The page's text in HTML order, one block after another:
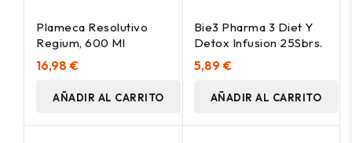
Plameca Resolutivo
Regium, 600 Ml
16,98 €
AÑADIR AL CARRITO
Bie3 Pharma 3 Diet Y
Detox Infusion 25Sbrs.
5,89 €
AÑADIR AL CARRITO